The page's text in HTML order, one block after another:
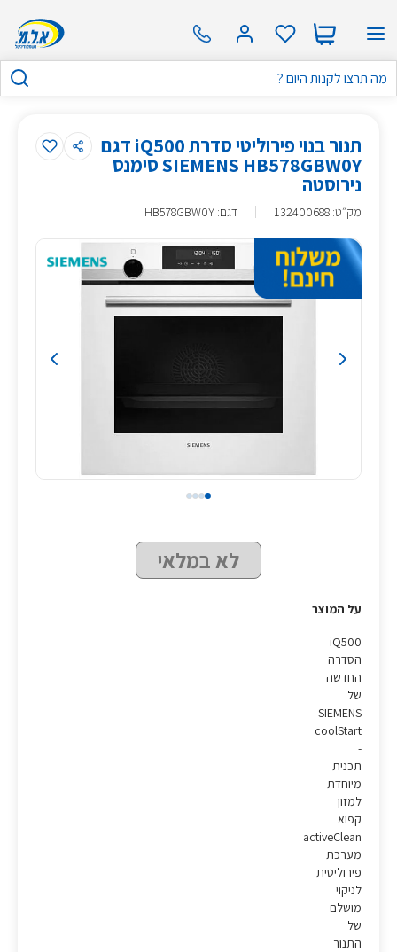
תנור בנוי פירוליטי סדרת iQ500 דגם
SIEMENS HB578GBW0Y סימנס
נירוסטה
מק״ט:
132400688 דגם: HB578GBW0Y
לא במלאי
על המוצר
iQ500
הסדרה
החדשה
של
SIEMENS
coolStart
-
תכנית
מיוחדת
למזון
קפוא
activeClean
מערכת
פירוליטית
לניקוי
מושלם
של
התנור